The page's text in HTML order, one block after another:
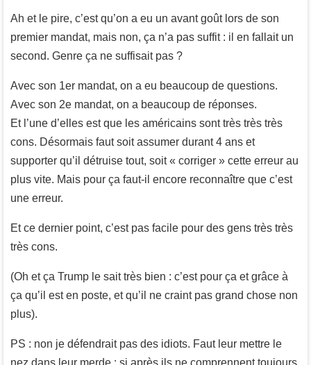
Ah et le pire, c’est qu’on a eu un avant goût lors de son
premier mandat, mais non, ça n’a pas suffit : il en fallait un
second. Genre ça ne suffisait pas ?
Avec son 1er mandat, on a eu beaucoup de questions.
Avec son 2e mandat, on a beaucoup de réponses.
Et l’une d’elles est que les américains sont très très très
cons. Désormais faut soit assumer durant 4 ans et
supporter qu’il détruise tout, soit « corriger » cette erreur au
plus vite. Mais pour ça faut-il encore reconnaître que c’est
une erreur.
Et ce dernier point, c’est pas facile pour des gens très très
très cons.
(Oh et ça Trump le sait très bien : c’est pour ça et grâce à
ça qu’il est en poste, et qu’il ne craint pas grand chose non
plus).
PS : non je défendrait pas des idiots. Faut leur mettre le
nez dans leur merde : si après ils ne comprennent toujours